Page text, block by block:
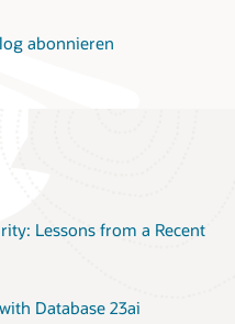
abonnieren
Lessons from a Recent
Database 23ai